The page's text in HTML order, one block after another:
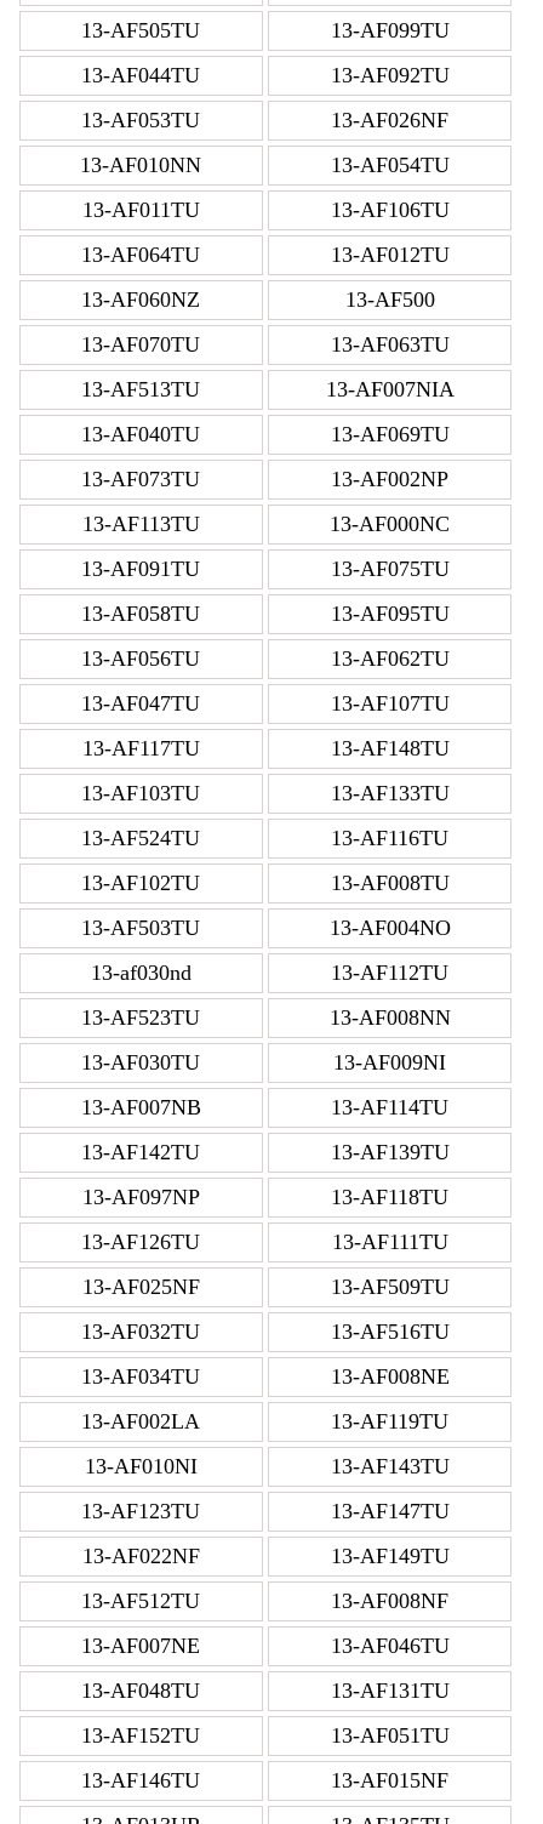
13-AF505TU
13-AF099TU
13-AF044TU
13-AF092TU
13-AF053TU
13-AF026NF
13-AF010NN
13-AF054TU
13-AF011TU
13-AF106TU
13-AF064TU
13-AF012TU
13-AF060NZ
13-AF500
13-AF070TU
13-AF063TU
13-AF513TU
13-AF007NIA
13-AF040TU
13-AF069TU
13-AF073TU
13-AF002NP
13-AF113TU
13-AF000NC
13-AF091TU
13-AF075TU
13-AF058TU
13-AF095TU
13-AF056TU
13-AF062TU
13-AF047TU
13-AF107TU
13-AF117TU
13-AF148TU
13-AF103TU
13-AF133TU
13-AF524TU
13-AF116TU
13-AF102TU
13-AF008TU
13-AF503TU
13-AF004NO
13-af030nd
13-AF112TU
13-AF523TU
13-AF008NN
13-AF030TU
13-AF009NI
13-AF007NB
13-AF114TU
13-AF142TU
13-AF139TU
13-AF097NP
13-AF118TU
13-AF126TU
13-AF111TU
13-AF025NF
13-AF509TU
13-AF032TU
13-AF516TU
13-AF034TU
13-AF008NE
13-AF002LA
13-AF119TU
13-AF010NI
13-AF143TU
13-AF123TU
13-AF147TU
13-AF022NF
13-AF149TU
13-AF512TU
13-AF008NF
13-AF007NE
13-AF046TU
13-AF048TU
13-AF131TU
13-AF152TU
13-AF051TU
13-AF146TU
13-AF015NF